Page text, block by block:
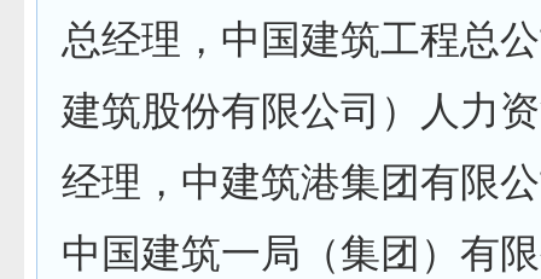
总经理，中国建筑工程总
建筑股份有限公司）人力
经理，中建筑港集团有限
中国建筑一局（集团）有